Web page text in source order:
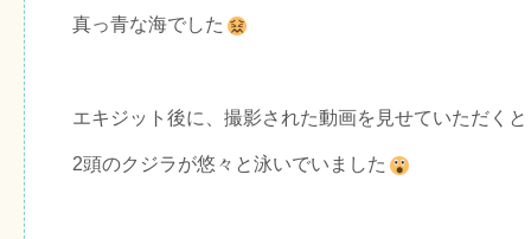
真っ青な海でした
エキジット後に、撮影された動画を見せていただくと
2頭のクジラが悠々と泳いでいました